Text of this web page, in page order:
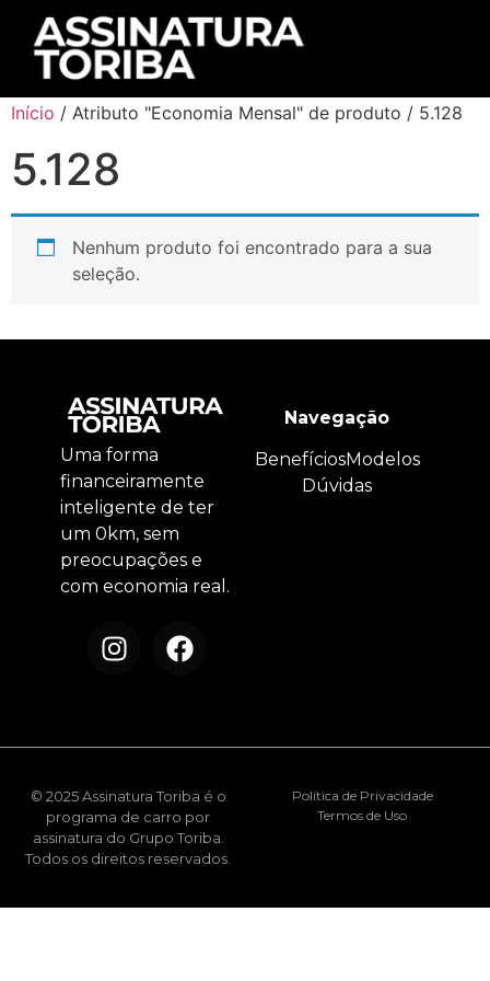
Início / Atributo "Economia Mensal" de produto / 5.128
5.128
Nenhum produto foi encontrado para a sua
seleção.
Uma forma
financeiramente
inteligente de ter
um 0km, sem
preocupações e
com economia real.
Navegação
BenefíciosModelos
Dúvidas
© 2025 Assinatura Toriba é o
programa de carro por
assinatura do Grupo Toriba.
Todos os direitos reservados.
Política de Privacidade
Termos de Uso